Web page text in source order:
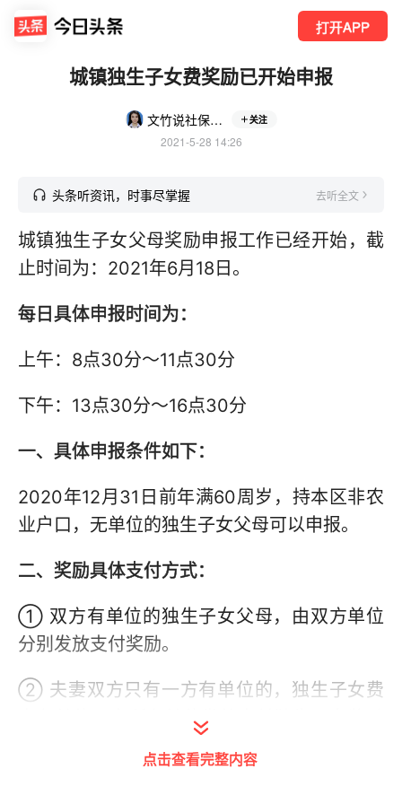
打开APP
城镇独生子女费奖励已开始申报
文竹说社保讲医保 关注
2021-5-28 14:26
头条听资讯，时事尽掌握 去听全文
城镇独生子女父母奖励申报工作已经开始，截
止时间为：2021年6月18日。
每日具体申报时间为：
上午：8点30分～11点30分
下午：13点30分～16点30分
一、具体申报条件如下：
2020年12月31日前年满60周岁，持本区非农
业户口，无单位的独生子女父母可以申报。
二、奖励具体支付方式：
① 双方有单位的独生子女父母，由双方单位
分别发放支付奖励。
② 夫妻双方只有一方有单位的，独生子女费
由有单位一方所在单位发放支付独生子女奖励
费，没有单位的一方，没有独生子女奖励费。
点击查看完整内容